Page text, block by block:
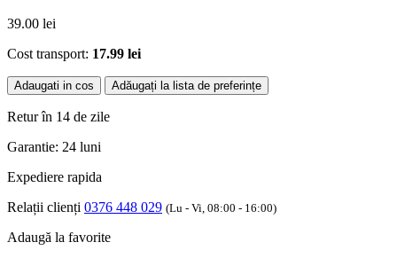
39.00 lei
Cost transport: 17.99 lei
Adaugati in cos Adăugați la lista de preferințe
Retur în 14 de zile
Garantie: 24 luni
Expediere rapida
Relații clienți 0376 448 029 (Lu - Vi, 08:00 - 16:00)
Adaugă la favorite